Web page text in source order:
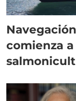
comienza